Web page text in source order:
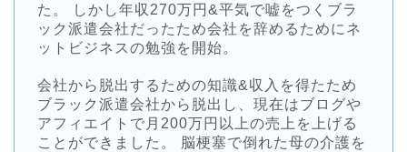
た。 しかし年収270万円&平気で嘘をつくブラ
ック派遣会社だったため会社を辞めるためにネ
ットビジネスの勉強を開始。
会社から脱出するための知識&収入を得たため
ブラック派遣会社から脱出し、現在はブログや
アフィエイトで月200万円以上の売上を上げる
ことができました。 脳梗塞で倒れた母の介護を